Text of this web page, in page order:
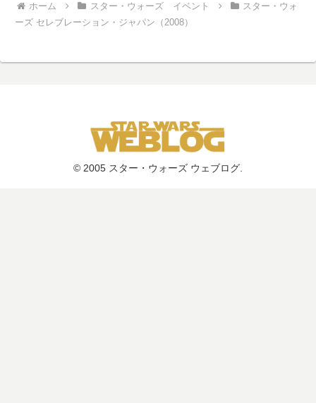
ホーム スター・ウォーズ イベント
スター・ウォ
ーズ セレブレーション・ジャパン（2008）
© 2005 スター・ウォーズ ウェブログ.